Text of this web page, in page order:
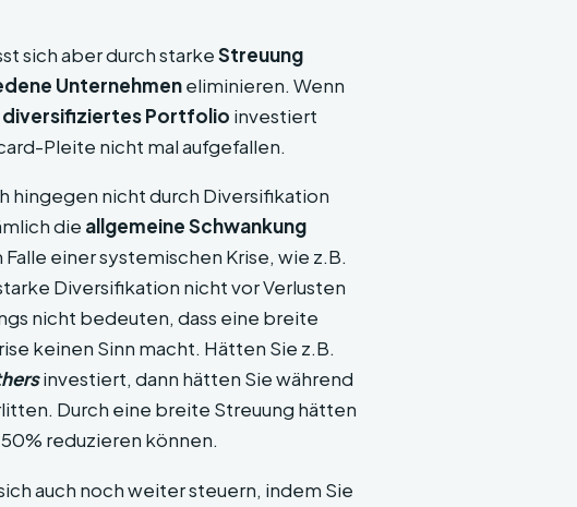
sich aber durch starkeStreuung
Unternehmeneliminieren. Wenn
Portfolio investiert
Pleite nicht mal aufgefallen.
hingegen nicht durch Diversifikation
die allgemeine Schwankung
einer systemischen Krise, wie z.B.
Diversifikation nicht vor Verlusten
nicht bedeuten, dass eine breite
keinen Sinn macht. Hätten Sie z.B.
investiert, dann hätten Sie während
Durch eine breite Streuung hätten
reduzieren können.
auch noch weiter steuern, indem Sie